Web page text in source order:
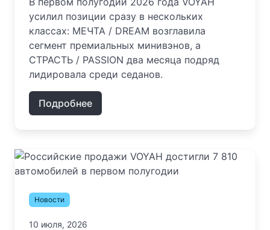
усилил позиции сразу в нескольких
классах: МЕЧТА / DREAM возглавила
сегмент премиальных минивэнов, а
СТРАСТЬ / PASSION два месяца подряд
лидировала среди седанов.
Подробнее
Новости
10 июля, 2026